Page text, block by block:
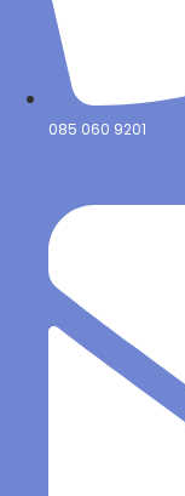
085 060 9201